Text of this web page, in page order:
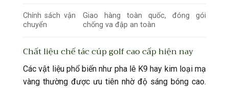
Chính sách vận
chuyển
Giao hàng toàn quốc, đóng gói
chống va đập an toàn
Chất liệu chế tác cúp golf cao cấp hiện nay
Các vật liệu phổ biến như pha lê K9 hay kim loại mạ
vàng thường được ưu tiên nhờ độ sáng bóng cao.